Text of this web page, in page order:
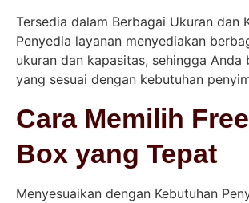
Tersedia dalam Berbagai Ukuran dan
Penyedia layanan menyediakan
ukuran dan kapasitas, sehingga Anda
yang sesuai dengan kebutuhan
Cara Memilih
Box yang Tepat
Menyesuaikan dengan Kebutuhan